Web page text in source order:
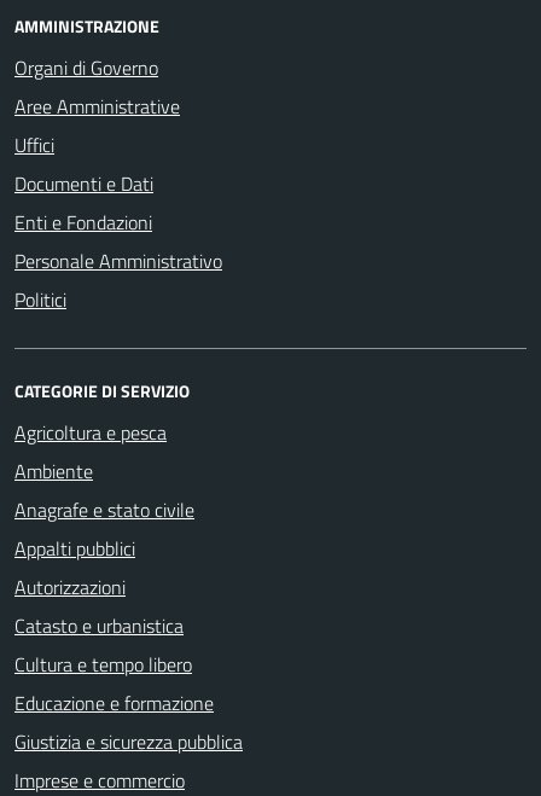
AMMINISTRAZIONE
Organi di Governo
Aree Amministrative
Uffici
Documenti e Dati
Enti e Fondazioni
Personale Amministrativo
Politici
CATEGORIE DI SERVIZIO
Agricoltura e pesca
Ambiente
Anagrafe e stato civile
Appalti pubblici
Autorizzazioni
Catasto e urbanistica
Cultura e tempo libero
Educazione e formazione
Giustizia e sicurezza pubblica
Imprese e commercio